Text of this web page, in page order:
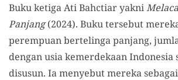
Buku ketiga Ati Bahctiar yakni
Panjang(2024). Buku tersebut
perempuan bertelinga panjang,
dengan usia kemerdekaan Indonesia
disusun. Ia menyebut mereka